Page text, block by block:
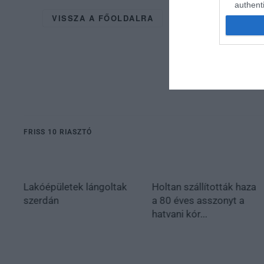
VISSZA A FŐOLDALRA
FRISS 10 RIASZTÓ
Lakóépületek lángoltak
szerdán
Holtan szállították haza
a 80 éves asszonyt a
hatvani kór...